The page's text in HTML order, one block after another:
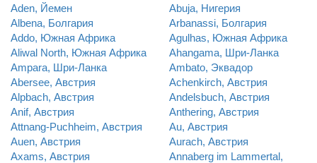
Aden, Йемен
Abuja, Нигерия
Albena, Болгария
Arbanassi, Болгария
Addo, Южная Африка
Agulhas, Южная Африка
Aliwal North, Южная Африка
Ahangama, Шри-Ланка
Ampara, Шри-Ланка
Ambato, Эквадор
Abersee, Австрия
Achenkirch, Австрия
Alpbach, Австрия
Andelsbuch, Австрия
Anif, Австрия
Anthering, Австрия
Attnang-Puchheim, Австрия
Au, Австрия
Auen, Австрия
Aurach, Австрия
Axams, Австрия
Annaberg im Lammertal,